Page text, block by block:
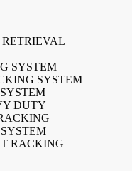
SYSTEM
SYSTEM
DUTY
RACKING